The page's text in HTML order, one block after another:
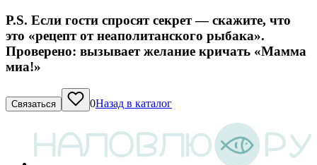
P.S. Если гости спросят секрет — скажите, что
это «рецепт от неаполитанского рыбака».
Проверено: вызывает желание кричать «Мамма
миа!»
Связаться 0Назад в каталог